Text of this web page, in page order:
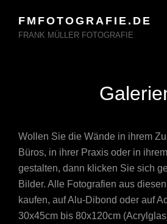
FMFOTOGRAFIE.DE
FRANK MÜLLER FOTOGRAFIE
Wollen Sie die Wände in ihrem
Büros, in ihrer Praxis oder in
gestalten, dann klicken Sie sich
Bilder. Alle Fotografien aus
kaufen, auf Alu-Dibond oder auf
30x45cm bis 80x120cm